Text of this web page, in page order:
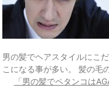
男の髪でヘアスタイルにこ
こになる事が多い。 髪の毛
「男の髪でペタンコは